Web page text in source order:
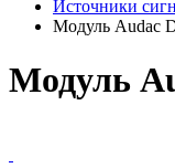
Источники
Модуль Audac
Модуль